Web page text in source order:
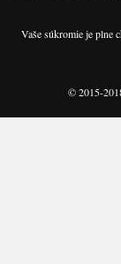
Vaše súkromie je plne
© 2015-